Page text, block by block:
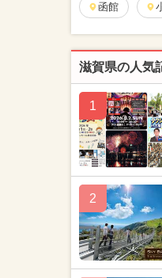
函館
滋賀県の人気
1
2